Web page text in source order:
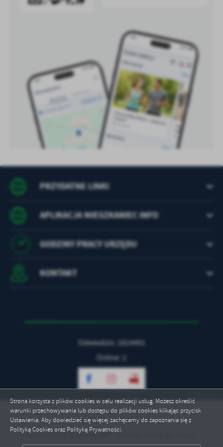
Strona korzysta z plików cookies w celu realizacji usług. Możesz określić
warunki przechowywania lub dostępu do plików cookies klikając przycisk
Ustawienia. Aby dowiedzieć się więcej zachęcamy do zapoznania się z
Polityką Cookies oraz Polityką Prywatności.
treści w postaci wiadomości, ofert, komunikatów mediów
PRZYDATNE LINKI
APLIKACJA MIESZKANIEC INFO
GODZINY PRACY URZĘDU
KONTAKT
Odwiedzin: 1814491
Online: 2
Copyright by brzesckujawski.pl
Powered by
2ClickPortal® - Portale nowej generacji